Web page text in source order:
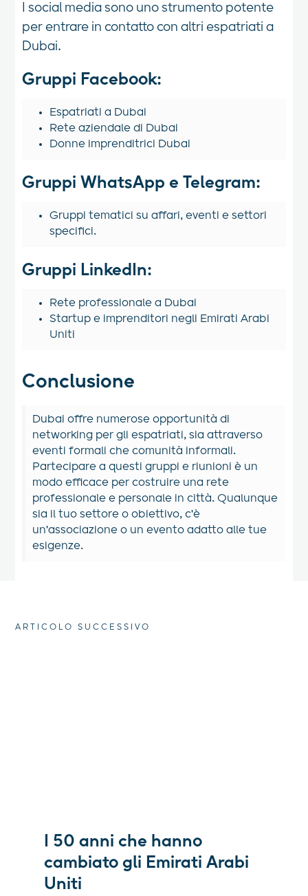
I social media sono uno strumento potente
per entrare in contatto con altri espatriati a
Dubai.
Gruppi Facebook:
Espatriati a Dubai
Rete aziendale di Dubai
Donne imprenditrici Dubai
Gruppi WhatsApp e Telegram:
Gruppi tematici su affari, eventi e settori
specifici.
Gruppi LinkedIn:
Rete professionale a Dubai
Startup e imprenditori negli Emirati Arabi
Uniti
Conclusione
Dubai offre numerose opportunità di
networking per gli espatriati, sia attraverso
eventi formali che comunità informali.
Partecipare a questi gruppi e riunioni è un
modo efficace per costruire una rete
professionale e personale in città. Qualunque
sia il tuo settore o obiettivo, c'è
un'associazione o un evento adatto alle tue
esigenze.
ARTICOLO SUCCESSIVO
I 50 anni che hanno
cambiato gli Emirati Arabi
Uniti